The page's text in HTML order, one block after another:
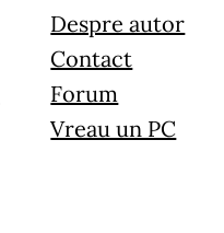
Despre autor
Contact
Forum
Vreau un PC